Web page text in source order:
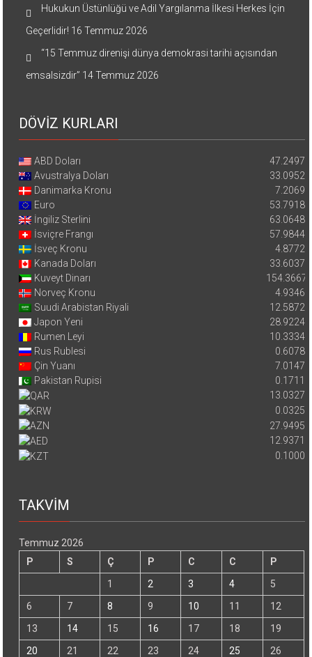
Hukukun Üstünlüğü ve Adil Yargılanma İlkesi Herkes İçin
Geçerlidir! 16 Temmuz 2026
“15 Temmuz direnişi dünya demokrasi tarihi açısından
emsalsizdir” 14 Temmuz 2026
DÖVİZ KURLARI
ABD Doları
47.2497
Avustralya Doları
33.0952
Danimarka Kronu
7.2069
Euro
53.7918
İngiliz Sterlini
63.0648
İsviçre Frangı
57.9844
İsveç Kronu
4.8772
Kanada Doları
33.6037
Kuveyt Dinarı
154.3667
Norveç Kronu
4.9346
Suudi Arabistan Riyali
12.5872
Japon Yeni
28.9224
Rumen Leyi
10.3334
Rus Rublesi
0.6078
Çin Yuanı
7.0147
Pakistan Rupisi
0.1711
13.0327
0.0325
27.9495
12.9371
0.1000
TAKVİM
Temmuz 2026
P
S Ç P C C
P
1
2 3 4
5
6
7 8 9 10 11
12
13
14 15 16 17 18
19
20
21 22 23 24 25 26